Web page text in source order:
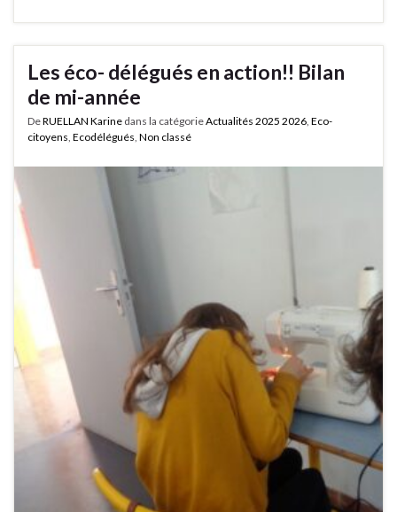
Les éco- délégués en action!! Bilan
de mi-année
DeRUELLAN Karine dans la catégorieActualités 2025 2026 Eco-
citoyens Ecodélégués Non classé